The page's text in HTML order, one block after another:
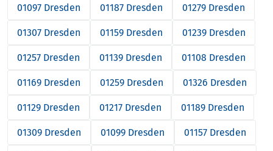
01097 Dresden 01187 Dresden 01279 Dresden
01307 Dresden 01159 Dresden 01239 Dresden
01257 Dresden 01139 Dresden 01108 Dresden
01169 Dresden 01259 Dresden 01326 Dresden
01129 Dresden 01217 Dresden 01189 Dresden
01309 Dresden 01099 Dresden 01157 Dresden